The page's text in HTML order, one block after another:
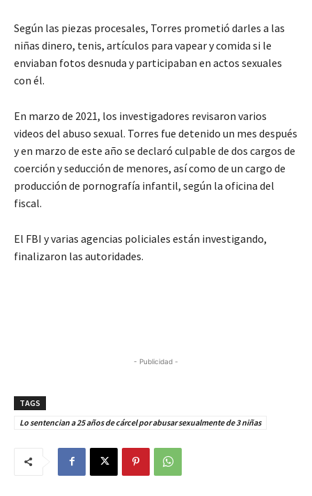
Según las piezas procesales, Torres prometió darles a las
niñas dinero, tenis, artículos para vapear y comida si le
enviaban fotos desnuda y participaban en actos sexuales
con él.
En marzo de 2021, los investigadores revisaron varios
videos del abuso sexual. Torres fue detenido un mes después
y en marzo de este año se declaró culpable de dos cargos de
coerción y seducción de menores, así como de un cargo de
producción de pornografía infantil, según la oficina del
fiscal.
El FBI y varias agencias policiales están investigando,
finalizaron las autoridades.
- Publicidad -
TAGS
Lo sentencian a 25 años de cárcel por abusar sexualmente de 3 niñas